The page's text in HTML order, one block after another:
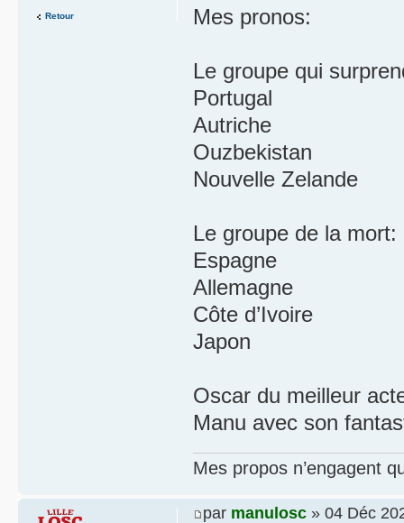
Mes pronos:
Le groupe qui
Portugal
Autriche
Ouzbekistan
Nouvelle Zelande
Le groupe de la mort:
Espagne
Allemagne
Côte d’Ivoire
Japon
Oscar du meilleur
Manu avec son
Mes propos n’engagent
Retour
par manulosc » 04 Déc